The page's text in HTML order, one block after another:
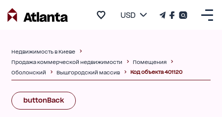
USD
Недвижимость в Киеве
Продажа коммерческой недвижимости
Помещения
Оболонский
Вышгородский массив Код объекта 401120
buttonBack